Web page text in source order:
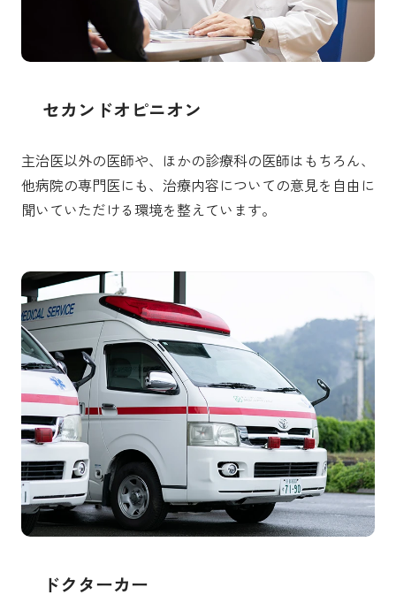
セカンドオピニオン
主治医以外の医師や、ほかの診療科の医師はもちろん、
他病院の専門医にも、治療内容についての意見を自由に
聞いていただける環境を整えています。
ドクターカー